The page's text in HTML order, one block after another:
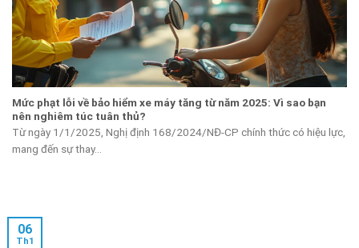
Mức phạt lỗi về bảo hiểm xe máy tăng từ năm 2025: Vì sao bạn
nên nghiêm túc tuân thủ?
Từ ngày 1/1/2025, Nghị định 168/2024/NĐ-CP chính thức có hiệu lực,
mang đến sự thay...
06
Th1